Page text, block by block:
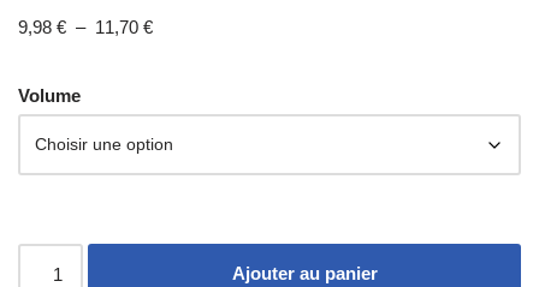
9,98 € – 11,70 €
Volume
Ajouter au panier